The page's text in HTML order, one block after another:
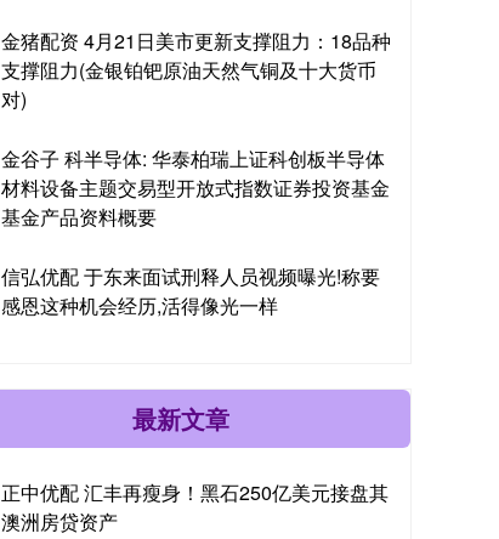
金猪配资 4月21日美市更新支撑阻力：18品种
支撑阻力(金银铂钯原油天然气铜及十大货币
对)
金谷子 科半导体: 华泰柏瑞上证科创板半导体
材料设备主题交易型开放式指数证券投资基金
基金产品资料概要
信弘优配 于东来面试刑释人员视频曝光!称要
感恩这种机会经历,活得像光一样
最新文章
正中优配 汇丰再瘦身！黑石250亿美元接盘其
澳洲房贷资产